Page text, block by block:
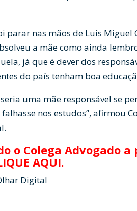
parar nas mãos de Luis
a mãe como ainda
já que é dever dos
do país tenham boa
seria uma mãe responsável se
nos estudos”, afirmou
o Colega Advogado
AQUI.
Digital